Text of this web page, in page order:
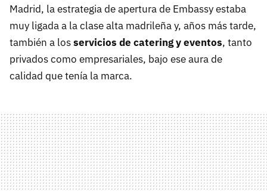
Madrid, la estrategia de apertura de Embassy estaba
muy ligada a la clase alta madrileña y, años más tarde,
también a losservicios de catering y eventos, tanto
privados como empresariales, bajo ese aura de
calidad que tenía la marca.